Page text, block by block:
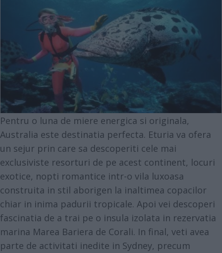
Pentru o luna de miere energica si originala,
Australia este destinatia perfecta. Eturia va ofera
un sejur prin care sa descoperiti cele mai
exclusiviste resorturi de pe acest continent, locuri
exotice, nopti romantice intr-o vila luxoasa
construita in stil aborigen la inaltimea copacilor
chiar in inima padurii tropicale. Apoi vei descoperi
fascinatia de a trai pe o insula izolata in rezervatia
marina Marea Bariera de Corali. In final, veti avea
parte de activitati inedite in Sydney, precum